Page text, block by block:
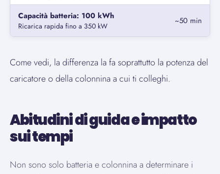
Capacità batteria: 100 kWh
Ricarica rapida fino a 350 kW
~50 min
Come vedi, la differenza la fa soprattutto la potenza del
caricatore o della colonnina a cui ti colleghi.
Abitudini di guida e impatto
sui tempi
Non sono solo batteria e colonnina a determinare i